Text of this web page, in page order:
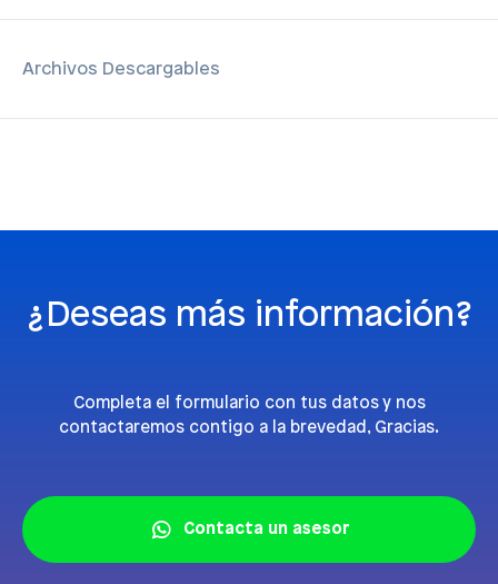
Archivos Descargables
¿Deseas más información?
Completa el formulario con tus datos y nos
contactaremos contigo a la brevedad, Gracias.
Contacta un asesor